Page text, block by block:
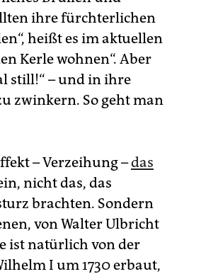
ihre fürchterlichen
heißt es im aktuellen
Kerle wohnen“. Aber
still!“ – und in ihre
zwinkern. So geht man
– Verzeihung –das
nicht das, das
brachten. Sondern
von Walter Ulbricht
ist natürlich von der
I um 1730 erbaut,